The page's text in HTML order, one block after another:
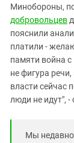
Минобороны,
добровольцев
пояснили
платили -
памяти война с
не фигура речи,
власти сейчас
люди не идут", -
Мы